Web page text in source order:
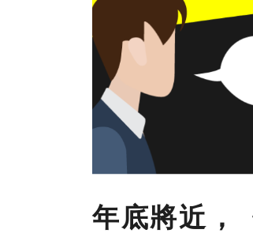
年底將近，